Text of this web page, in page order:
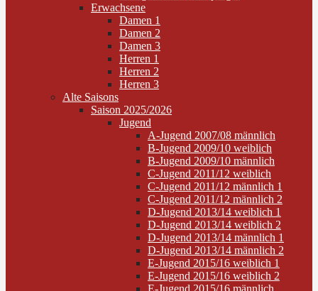
Erwachsene
Damen 1
Damen 2
Damen 3
Herren 1
Herren 2
Herren 3
Alte Saisons
Saison 2025/2026
Jugend
A-Jugend 2007/08 männlich
B-Jugend 2009/10 weiblich
B-Jugend 2009/10 männlich
C-Jugend 2011/12 weiblich
C-Jugend 2011/12 männlich 1
C-Jugend 2011/12 männlich 2
D-Jugend 2013/14 weiblich 1
D-Jugend 2013/14 weiblich 2
D-Jugend 2013/14 männlich 1
D-Jugend 2013/14 männlich 2
E-Jugend 2015/16 weiblich 1
E-Jugend 2015/16 weiblich 2
E-Jugend 2015/16 männlich